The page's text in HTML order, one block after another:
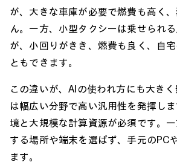
が、大きな車庫が必要で燃費も高く
ん。一方、小型タクシーは乗せられ
が、小回りがきき、燃費も良く、自
ともできます。
この違いが、AIの使われ方にも大き
は幅広い分野で高い汎用性を発揮し
境と大規模な計算資源が必須です。
する場所や端末を選ばず、手元のPC
ます。